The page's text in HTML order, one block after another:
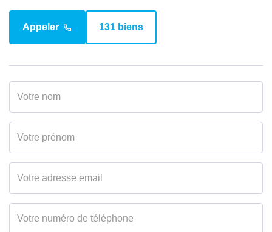
Appeler 131 biens